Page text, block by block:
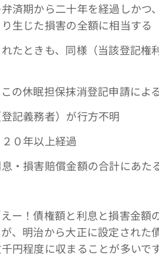
済期から二十年を経過しか
生じた損害の全額に相当する
たときも、同様（当該登記
の休眠担保抹消登記申請によ
記義務者）が行方不明
０年以上経過
・損害賠償金額の合計にあた
ー！債権額と利息と損害金額
、明治から大正に設定され
円程度に収まることが多いです